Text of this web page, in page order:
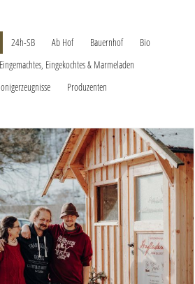
24h-SB Ab Hof Bauernhof
Bio
Eingemachtes, Eingekochtes & Marmeladen
Produzenten